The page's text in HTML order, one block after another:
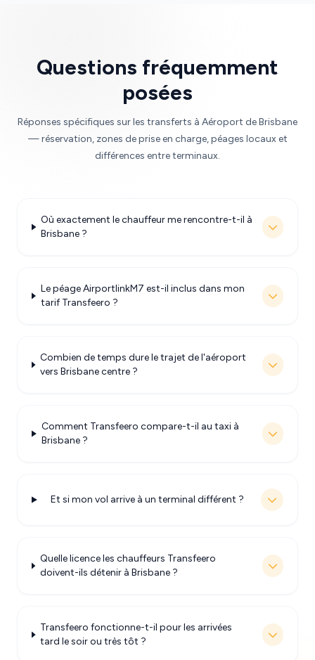
Questions fréquemment
posées
Réponses spécifiques sur les transferts à Aéroport de Brisbane
— réservation, zones de prise en charge, péages locaux et
différences entre terminaux.
Où exactement le chauffeur me rencontre-t-il à
Brisbane ?
Le péage AirportlinkM7 est-il inclus dans mon
tarif Transfeero ?
Combien de temps dure le trajet de l'aéroport
vers Brisbane centre ?
Comment Transfeero compare-t-il au taxi à
Brisbane ?
Et si mon vol arrive à un terminal différent ?
Quelle licence les chauffeurs Transfeero
doivent-ils détenir à Brisbane ?
Transfeero fonctionne-t-il pour les arrivées
tard le soir ou très tôt ?